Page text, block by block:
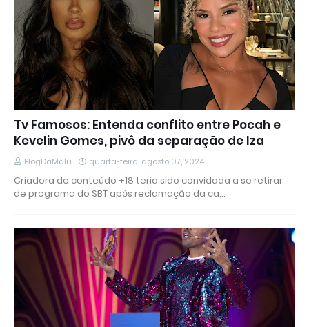
Tv Famosos: Entenda conflito entre Pocah e
Kevelin Gomes, pivô da separação de Iza
BlogDaMalu quarta-feira, agosto 07, 2024
Criadora de conteúdo +18 teria sido convidada a se retirar
de programa do SBT após reclamação da ca…